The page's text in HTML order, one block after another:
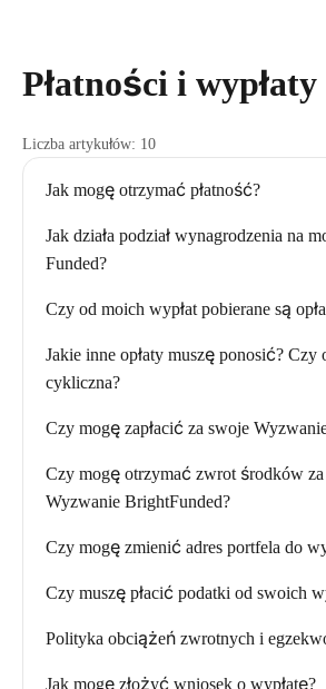
Płatności i wypłaty
Liczba artykułów: 10
Jak mogę otrzymać płatność?
Jak działa podział wynagrodzenia na
Funded?
Czy od moich wypłat pobierane są
Jakie inne opłaty muszę ponosić? Czy
cykliczna?
Czy mogę zapłacić za swoje
Czy mogę otrzymać zwrot środków
Wyzwanie BrightFunded?
Czy mogę zmienić adres portfela do
Czy muszę płacić podatki od swoich
Polityka obciążeń zwrotnych i
Jak mogę złożyć wniosek o wypłatę?